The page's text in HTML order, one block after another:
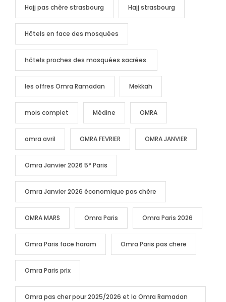
Hajj pas chère strasbourg Hajj strasbourg
Hôtels en face des mosquées
hôtels proches des mosquées sacrées.
les offres Omra Ramadan Mekkah
mois complet Médine OMRA
omra avril OMRA FEVRIER OMRA JANVIER
Omra Janvier 2026 5* Paris
Omra Janvier 2026 économique pas chère
OMRA MARS Omra Paris Omra Paris 2026
Omra Paris face haram Omra Paris pas chere
Omra Paris prix
Omra pas cher pour 2025/2026 et la Omra Ramadan